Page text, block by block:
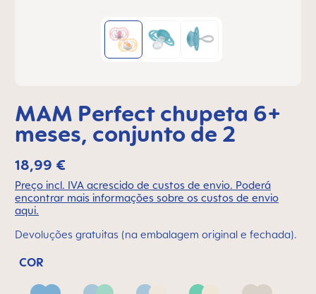
MAM Perfect chupeta 6+
meses, conjunto de 2
18,99 €
Preço incl. IVA acrescido de custos de envio. Poderá
encontrar mais informações sobre os custos de envio
aqui.
Devoluções gratuitas (na embalagem original e fechada).
COR